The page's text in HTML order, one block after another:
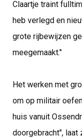
Claartje traint
heb verlegd en
grote rijbewijzen
meegemaakt."
Het werken met
om op militair
huis vanuit
doorgebracht", laat